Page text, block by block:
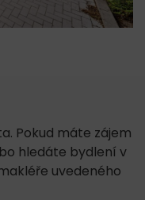
Pokud máte zájem
hledáte bydlení v
uvedeného